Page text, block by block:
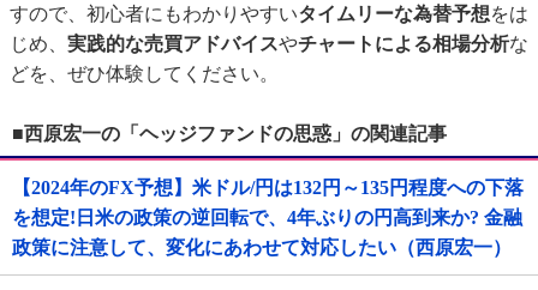
すので、初心者にもわかりやすいタイムリーな為替予想をは
じめ、 実践的な売買アドバイスやチャートによる相場分析な
どを、ぜひ体験してください。
■西原宏一の「ヘッジファンドの思惑」の関連記事
【2024年のFX予想】米ドル/円は132円～135円程度への下落
を想定!日米の政策の逆回転で、4年ぶりの円高到来か? 金融
政策に注意して、変化にあわせて対応したい（西原宏一）